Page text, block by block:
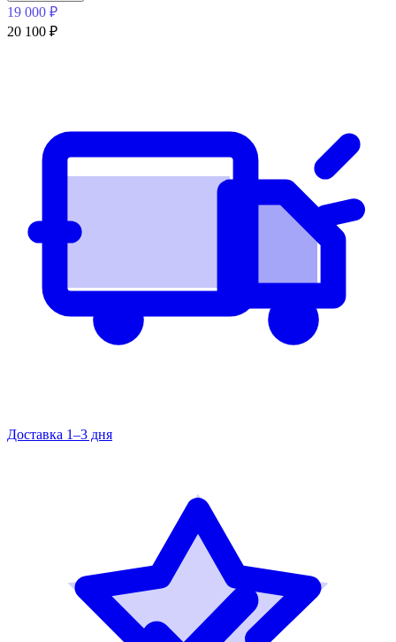
19 000 ₽
20 100 ₽
Доставка 1–3 дня